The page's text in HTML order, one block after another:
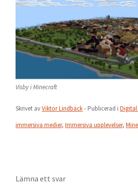
Visby i Minecraft
Skrivet avViktor Lindbäck- Publicerad i
immersiva medier, Immersiva upplevelser,
Lämna ett svar